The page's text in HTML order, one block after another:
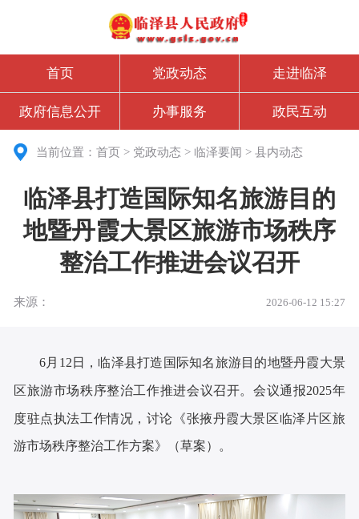
首页 党政动态 走进临泽
政府信息公开 办事服务 政民互动
当前位置：首页 > 党政动态 > 临泽要闻 >县内动态
临泽县打造国际知名旅游目的
地暨丹霞大景区旅游市场秩序
整治工作推进会议召开
来源： 2026-06-12 15:27
6月12日，临泽县打造国际知名旅游目的地暨丹霞大景
区旅游市场秩序整治工作推进会议召开。会议通报2025年
度驻点执法工作情况，讨论《张掖丹霞大景区临泽片区旅
游市场秩序整治工作方案》（草案）。